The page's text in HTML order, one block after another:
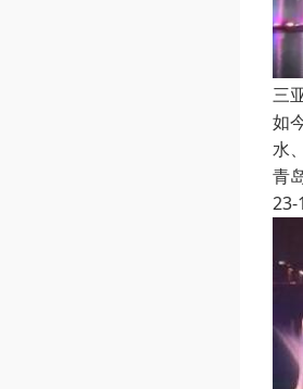
三
如
水
青
23-